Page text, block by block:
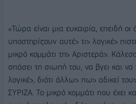
«Τώρα είναι μια ευκαιρία, επειδή
υποστηρίζουν αυτές τις λογικές
μικρό κομμάτι της Αριστεράς.
σπάσει τη σιωπή του, να βγει και να
λογικές, διότι άλλως πως αδικεί
ΣΥΡΙΖΑ. Το μικρό κομμάτι που έχει